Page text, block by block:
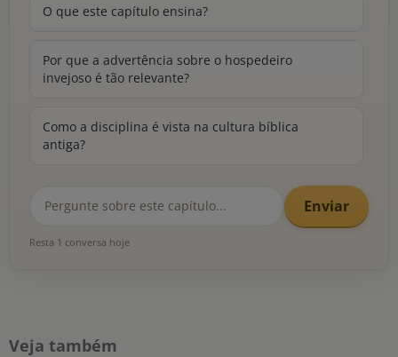
O que este capítulo ensina?
Por que a advertência sobre o hospedeiro
invejoso é tão relevante?
Como a disciplina é vista na cultura bíblica
antiga?
Enviar
Resta 1 conversa hoje
Veja também